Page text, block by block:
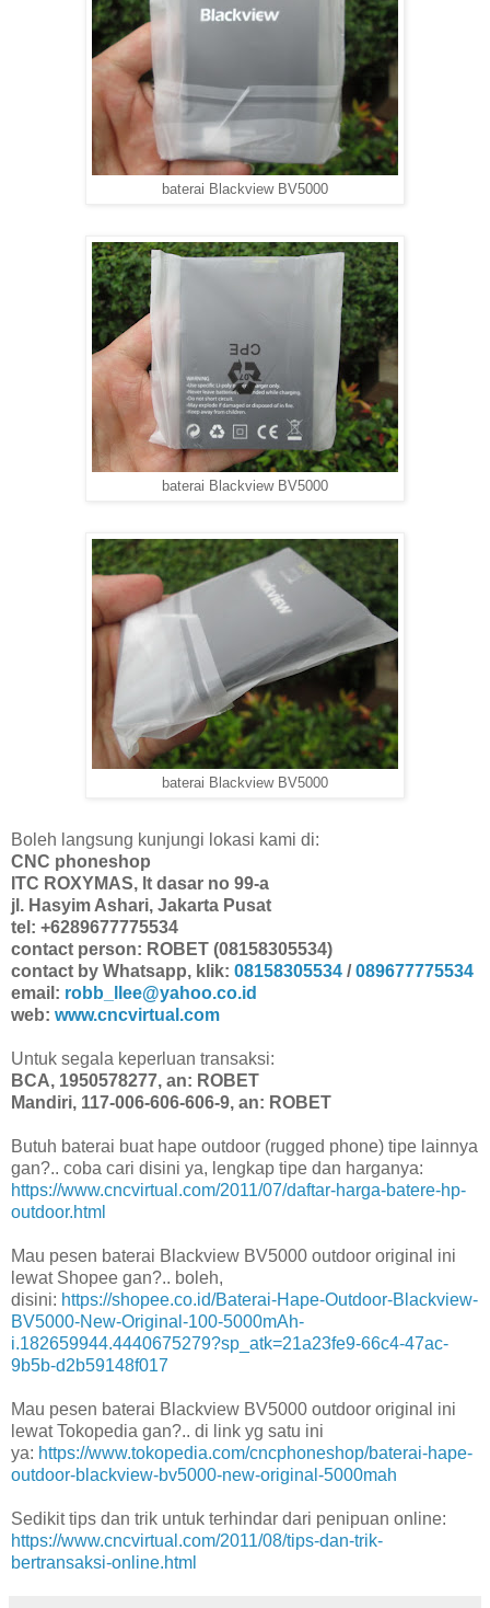
baterai Blackview BV5000
baterai Blackview BV5000
baterai Blackview BV5000
Boleh langsung kunjungi lokasi kami di:
CNC phoneshop
ITC ROXYMAS, lt dasar no 99-a
jl. Hasyim Ashari, Jakarta Pusat
tel: +6289677775534
contact person: ROBET (08158305534)
contact by Whatsapp, klik: 08158305534 /089677775534
email: robb_llee@yahoo.co.id
web: www.cncvirtual.com
Untuk segala keperluan transaksi:
BCA, 1950578277, an: ROBET
Mandiri, 117-006-606-606-9, an: ROBET
Butuh baterai buat hape outdoor (rugged phone) tipe lainnya
gan?.. coba cari disini ya, lengkap tipe dan harganya:
https://www.cncvirtual.com/2011/07/daftar-harga-batere-hp-
outdoor.html
Mau pesen baterai Blackview BV5000 outdoor original ini
lewat Shopee gan?.. boleh,
disini: https://shopee.co.id/Baterai-Hape-Outdoor-Blackview-
BV5000-New-Original-100-5000mAh-
i.182659944.4440675279?sp_atk=21a23fe9-66c4-47ac-
9b5b-d2b59148f017
Mau pesen baterai Blackview BV5000 outdoor original ini
lewat Tokopedia gan?.. di link yg satu ini
ya: https://www.tokopedia.com/cncphoneshop/baterai-hape-
outdoor-blackview-bv5000-new-original-5000mah
Sedikit tips dan trik untuk terhindar dari penipuan online:
https://www.cncvirtual.com/2011/08/tips-dan-trik-
bertransaksi-online.html